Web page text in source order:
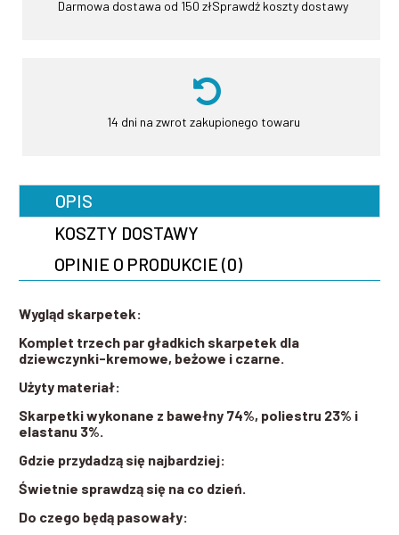
Darmowa dostawa od 150 złSprawdź koszty dostawy
14 dni na zwrot zakupionego towaru
OPIS
KOSZTY DOSTAWY
OPINIE O PRODUKCIE (0)
Wygląd skarpetek:
Komplet trzech par gładkich skarpetek dla
dziewczynki-kremowe, beżowe i czarne.
Użyty materiał:
Skarpetki wykonane z bawełny 74%, poliestru 23% i
elastanu 3%.
Gdzie przydadzą się najbardziej:
Świetnie sprawdzą się na co dzień.
Do czego będą pasowały: